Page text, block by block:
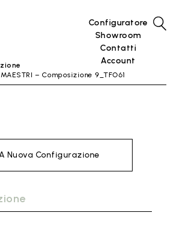
Configuratore
Showroom
Contatti
Account
– Composizione 9_TFO61
Nuova Configurazione